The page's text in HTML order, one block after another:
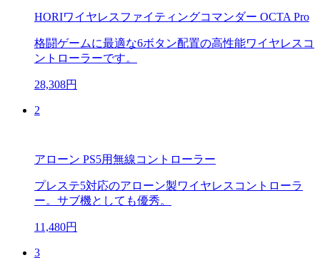
HORIワイヤレスファイティングコマンダー OCTA Pro
格闘ゲームに最適な6ボタン配置の高性能ワイヤレスコ
ントローラーです。
28,308円
2
アローン PS5用無線コントローラー
プレステ5対応のアローン製ワイヤレスコントローラ
ー。サブ機としても優秀。
11,480円
3